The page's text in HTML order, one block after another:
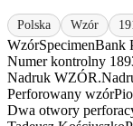
Polska Wzór
WzórSpecimenBank
Numer kontrolny
Nadruk WZÓR.
Perforowany wzór
Dwa otwory